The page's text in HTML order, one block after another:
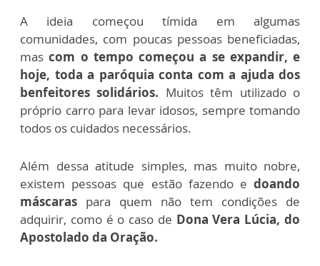
A ideia começou tímida em algumas
comunidades, com poucas pessoas beneficiadas,
mascom o tempo começou a se expandir, e
hoje, toda a paróquia conta com a ajuda dos
benfeitores solidários. Muitos têm utilizado o
próprio carro para levar idosos, sempre tomando
todos os cuidados necessários.
Além dessa atitude simples, mas muito nobre,
existem pessoas que estão fazendo e doando
máscaras para quem não tem condições de
adquirir, como é o caso de Dona Vera Lúcia, do
Apostolado da Oração.